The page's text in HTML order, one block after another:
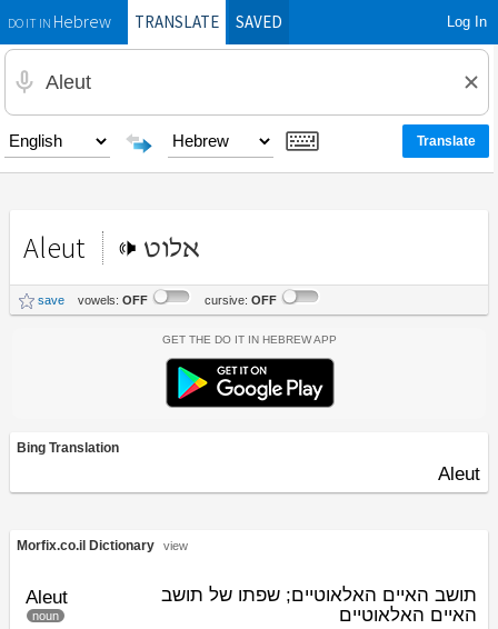
DO IT INHebrewTRANSLATE SAVED Log In
Aleut אלוט
save vowels: OFF cursive: OFF
Get the Do It In Hebrew App
Bing Translation
Aleut
Morfix.co.il Dictionary view
Aleut
noun
תושב האיים האלאוטיים; שפתו של תושב
האיים האלאוטיים